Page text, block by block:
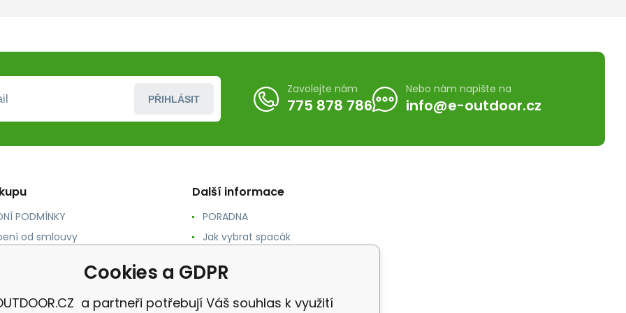
PŘIHLÁSIT
Zavolejte nám
775 878 786
Nebo nám napište na
info@e-outdoor.cz
PODMÍNKY
od smlouvy
osobních údajů
Další informace
PORADNA
Jak vybrat spacák
Jak vybrat karimatku
Reklamace
Cookies a GDPR
a partneři potřebují Váš souhlas k využití